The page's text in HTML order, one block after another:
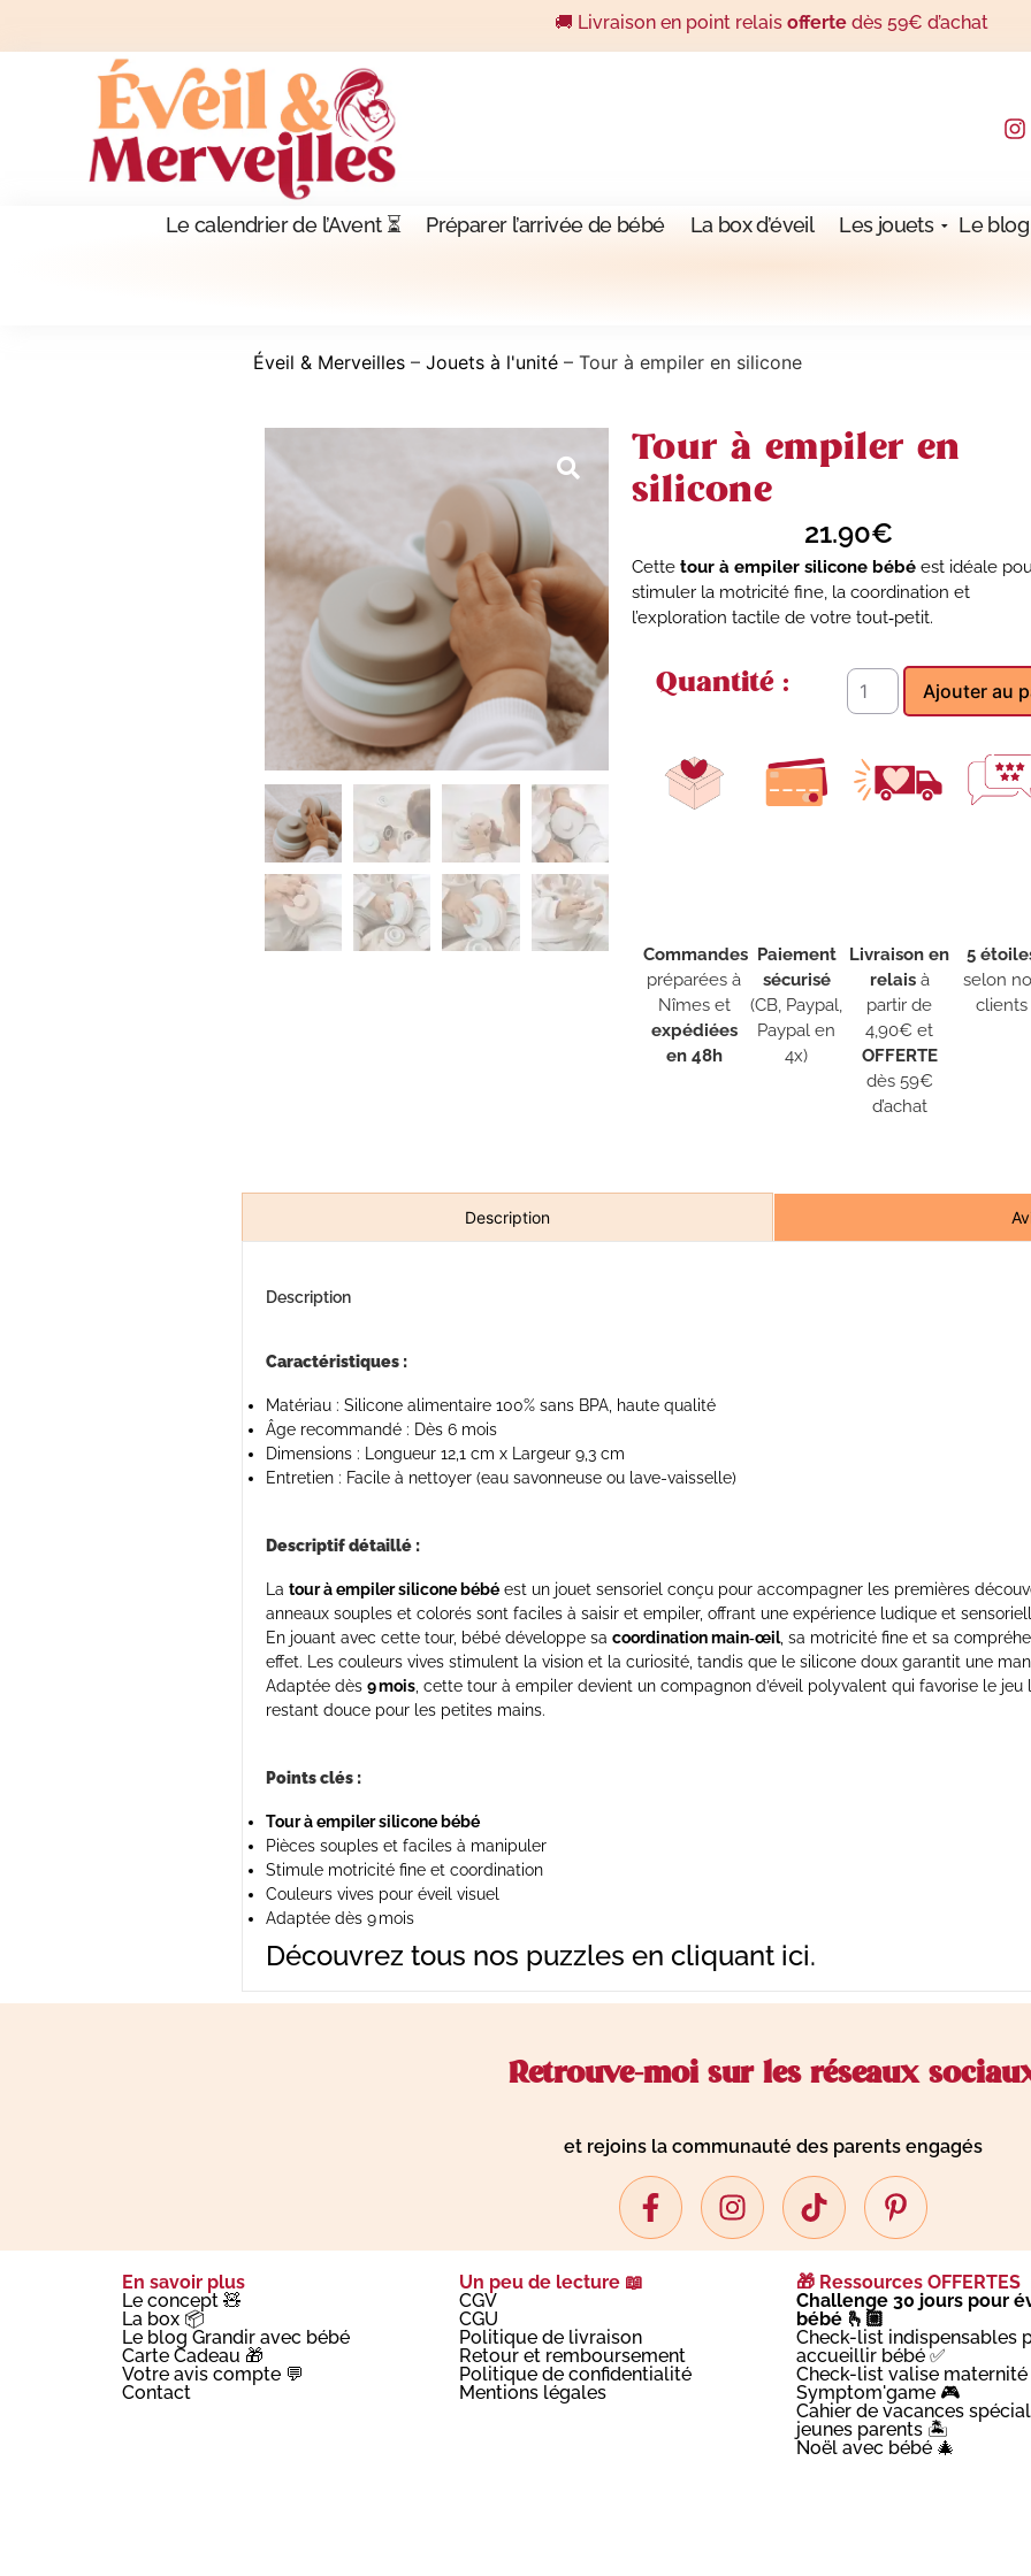
🚚 Livraison en point relais offertedès 59€ d’achat
Le calendrier de l’Avent ⏳ Préparer l’arrivée de bébé La box d’éveil Les jouets Le
Éveil & Merveilles – Jouets à l'unité – Tour à empiler en silicone
Tour à empiler en
silicone
21.90€
Cette tour à empiler silicone bébéest idéale
stimuler la motricité fine, la coordination et
l’exploration tactile de votre tout‑petit.
Quantité : Ajouter au
Commandes
préparées à
Nîmes et
expédiées
en 48h
Paiement
sécurisé
(CB, Paypal,
Paypal en
4x)
Livraison en
relaisà
partir de
4,90€ et
OFFERTE
dès 59€
d’achat
5
selon
clients
Description
Description
Caractéristiques :
Matériau : Silicone alimentaire 100% sans BPA, haute qualité
Âge recommandé : Dès 6 mois
Dimensions : Longueur 12,1 cm x Largeur 9,3 cm
Entretien : Facile à nettoyer (eau savonneuse ou lave-vaisselle)
Descriptif détaillé :
La tour à empiler silicone bébé est un jouet sensoriel conçu pour accompagner les premières
anneaux souples et colorés sont faciles à saisir et empiler, offrant une expérience ludique et
En jouant avec cette tour, bébé développe sa coordination main‑œil, sa motricité fine et sa
effet. Les couleurs vives stimulent la vision et la curiosité, tandis que le silicone doux garantit une
Adaptée dès 9 mois , cette tour à empiler devient un compagnon d’éveil polyvalent qui favorise le
restant douce pour les petites mains.
Points clés :
Tour à empiler silicone bébé
Pièces souples et faciles à manipuler
Stimule motricité fine et coordination
Couleurs vives pour éveil visuel
Adaptée dès 9 mois
Découvrez tous nos puzzles en cliquant ici.
Retrouve-moi sur les réseaux
et rejoins la communauté des parents engagés
En savoir plus
Le concept 🧸
La box 📦
Le blog Grandir avec bébé
Carte Cadeau 🎁
Votre avis compte 💬
Contact
Un peu de lecture 📖
CGV
CGU
Politique de livraison
Retour et remboursement
Politique de confidentialité
Mentions légales
🎁 Ressources OFFERTES
Challenge 30 jours pour
bébé 🫰🏼
Check-list indispensables
accueillir bébé ✅
Check-list valise maternité
Symptom'game 🎮
Cahier de vacances spécial
jeunes parents 🏝️
Noël avec bébé 🎄